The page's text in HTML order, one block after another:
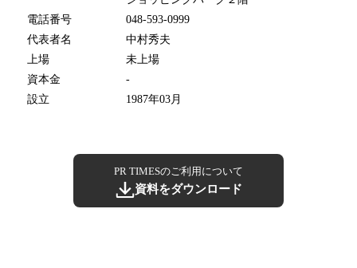
電話番号
048-593-0999
代表者名
中村秀夫
上場
未上場
資本金
-
設立
1987年03月
PR TIMESのご利用について
資料をダウンロード